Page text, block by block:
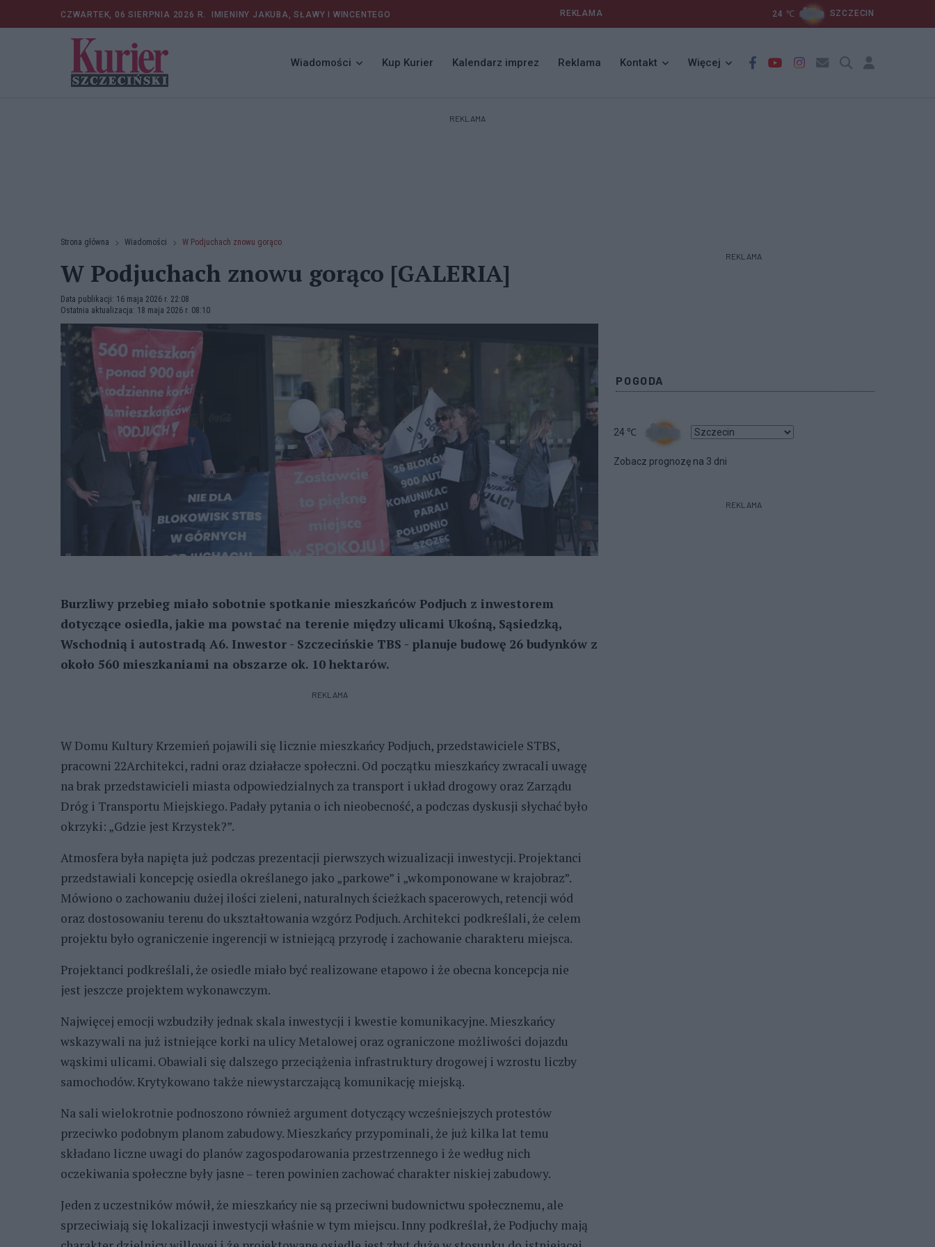
CZWARTEK, 06 SIERPNIA 2026 R. IMIENINY JAKUBA, SŁAWY I WINCENTEGO REKLAMA 24 ℃ SZCZECIN
Wiadomości Kup Kurier Kalendarz imprez Reklama Kontakt Więcej
REKLAMA
Strona główna Wiadomości W Podjuchach znowu gorąco
W Podjuchach znowu gorąco [GALERIA]
Data publikacji: 16 maja 2026 r. 22:08
Ostatnia aktualizacja: 18 maja 2026 r. 08:10
Burzliwy przebieg miało sobotnie spotkanie mieszkańców Podjuch z inwestorem
dotyczące osiedla, jakie ma powstać na terenie między ulicami Ukośną, Sąsiedzką,
Wschodnią i autostradą A6. Inwestor - Szczecińskie TBS - planuje budowę 26 budynków z
około 560 mieszkaniami na obszarze ok. 10 hektarów.
REKLAMA
W Domu Kultury Krzemień pojawili się licznie mieszkańcy Podjuch, przedstawiciele STBS,
pracowni 22Architekci, radni oraz działacze społeczni. Od początku mieszkańcy zwracali uwagę
na brak przedstawicieli miasta odpowiedzialnych za transport i układ drogowy oraz Zarządu
Dróg i Transportu Miejskiego. Padały pytania o ich nieobecność, a podczas dyskusji słychać było
okrzyki: „Gdzie jest Krzystek?”.
Atmosfera była napięta już podczas prezentacji pierwszych wizualizacji inwestycji. Projektanci
przedstawiali koncepcję osiedla określanego jako „parkowe” i „wkomponowane w krajobraz”.
Mówiono o zachowaniu dużej ilości zieleni, naturalnych ścieżkach spacerowych, retencji wód
oraz dostosowaniu terenu do ukształtowania wzgórz Podjuch. Architekci podkreślali, że celem
projektu było ograniczenie ingerencji w istniejącą przyrodę i zachowanie charakteru miejsca.
Projektanci podkreślali, że osiedle miało być realizowane etapowo i że obecna koncepcja nie
jest jeszcze projektem wykonawczym.
Najwięcej emocji wzbudziły jednak skala inwestycji i kwestie komunikacyjne. Mieszkańcy
wskazywali na już istniejące korki na ulicy Metalowej oraz ograniczone możliwości dojazdu
wąskimi ulicami. Obawiali się dalszego przeciążenia infrastruktury drogowej i wzrostu liczby
samochodów. Krytykowano także niewystarczającą komunikację miejską.
Na sali wielokrotnie podnoszono również argument dotyczący wcześniejszych protestów
przeciwko podobnym planom zabudowy. Mieszkańcy przypominali, że już kilka lat temu
składano liczne uwagi do planów zagospodarowania przestrzennego i że według nich
oczekiwania społeczne były jasne – teren powinien zachować charakter niskiej zabudowy.
Jeden z uczestników mówił, że mieszkańcy nie są przeciwni budownictwu społecznemu, ale
sprzeciwiają się lokalizacji inwestycji właśnie w tym miejscu. Inny podkreślał, że Podjuchy mają
REKLAMA
POGODA
24 ℃
Zobacz prognozę na 3 dni
REKLAMA